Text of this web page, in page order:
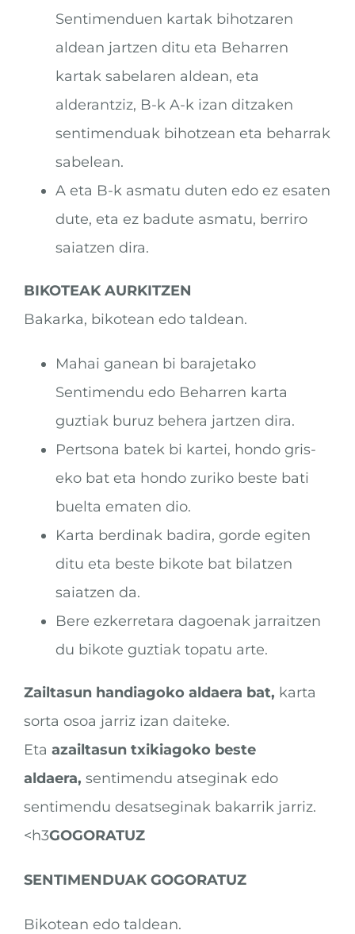
Sentimenduen kartak bihotzaren
aldean jartzen ditu eta Beharren
kartak sabelaren aldean, eta
alderantziz, B-k A-k izan ditzaken
sentimenduak bihotzean eta beharrak
sabelean.
A eta B-k asmatu duten edo ez esaten
dute, eta ez badute asmatu, berriro
saiatzen dira.
BIKOTEAK AURKITZEN
Bakarka, bikotean edo taldean.
Mahai ganean bi barajetako
Sentimendu edo Beharren karta
guztiak buruz behera jartzen dira.
Pertsona batek bi kartei, hondo gris-
eko bat eta hondo zuriko beste bati
buelta ematen dio.
Karta berdinak badira, gorde egiten
ditu eta beste bikote bat bilatzen
saiatzen da.
Bere ezkerretara dagoenak jarraitzen
du bikote guztiak topatu arte.
Zailtasun handiagoko aldaera bat, karta
sorta osoa jarriz izan daiteke.
Eta azailtasun txikiagoko beste
aldaera, sentimendu atseginak edo
sentimendu desatseginak bakarrik jarriz.
<h3GOGORATUZ
SENTIMENDUAK GOGORATUZ
Bikotean edo taldean.